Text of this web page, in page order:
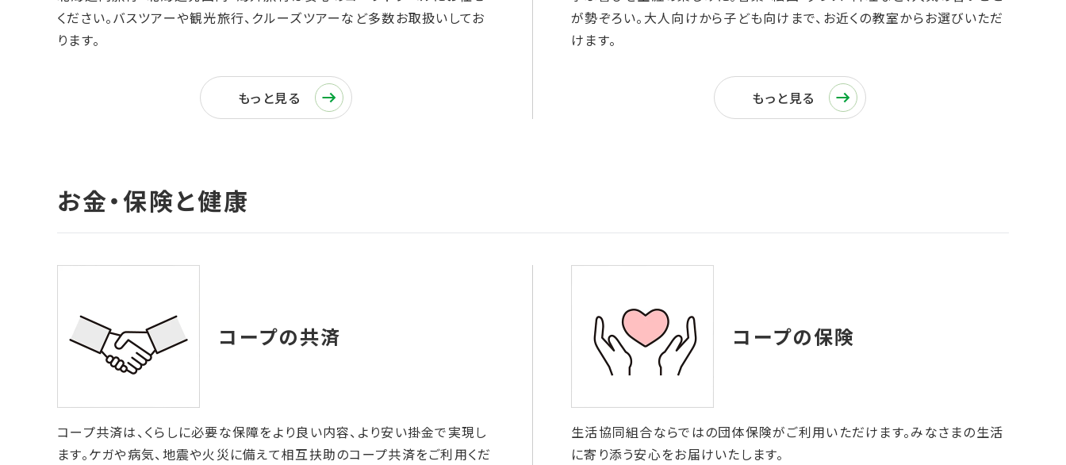
ください。バスツアーや観光旅行、クルーズツアーなど多数お取扱いしてお
ります。
もっと見る
が勢ぞろい。大人向けから子ども向けまで、お近くの教室からお選びいただ
けます。
もっと見る
コープ共済は、くらしに必要な保障をより良い内容、より安い掛金で実現し
ます。ケガや病気、地震や火災に備えて相互扶助のコープ共済をご利用くだ
生活協同組合ならではの団体保険がご利用いただけます。みなさまの生活
に寄り添う安心をお届けいたします。